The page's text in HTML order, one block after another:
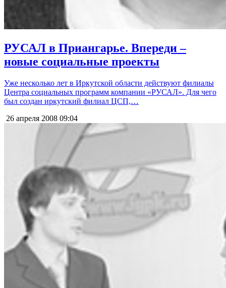
РУСАЛ в Приангарье. Впереди –
новые социальные проекты
Уже несколько лет в Иркутской области действуют филиалы
Центра социальных программ компании «РУСАЛ». Для чего
был создан иркутский филиал ЦСП,…
26 апреля 2008 09:04